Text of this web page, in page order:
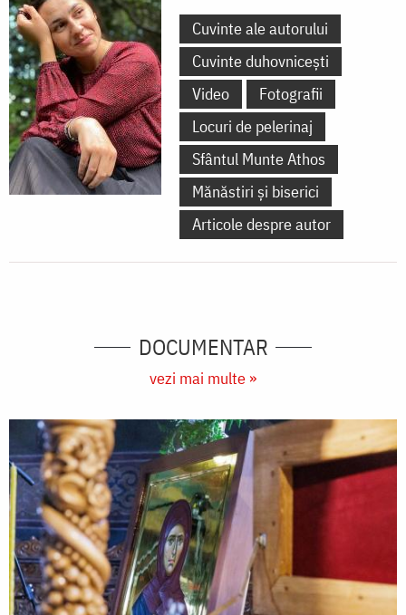
Cuvinte ale autorului
Cuvinte duhovnicești
Video
Fotografii
Locuri de pelerinaj
Sfântul Munte Athos
Mănăstiri și biserici
Articole despre autor
DOCUMENTAR
vezi mai multe »